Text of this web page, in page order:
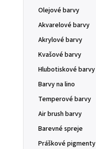
Olejové barvy
Akvarelové barvy
Akrylové barvy
Kvašové barvy
Hlubotiskové barvy
Barvy na lino
Temperové barvy
Air brush barvy
Barevné spreje
Práškové pigmenty